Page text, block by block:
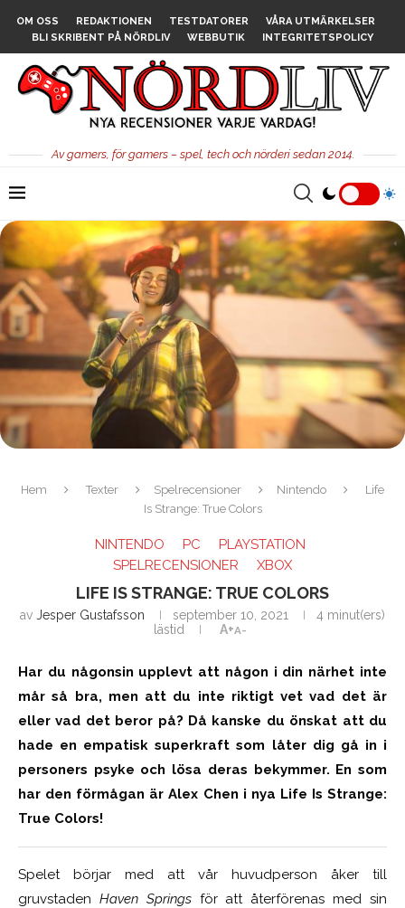
OM OSS REDAKTIONEN TESTDATORER
VÅRA UTMÄRKELSER
BLI SKRIBENT PÅ NÖRDLIV
WEBBUTIK INTEGRITETSPOLICY
Av gamers, för gamers – spel, tech och nörderi sedan 2014.
Hem Texter Spelrecensioner Nintendo
Life
Is Strange: True Colors
NINTENDO PC
PLAYSTATION
SPELRECENSIONER
XBOX
LIFE IS STRANGE: TRUE COLORS
av Jesper Gustafsson september 10, 2021
4 minut(ers)
lästid
A+A-
Har du någonsin upplevt att någon i din närhet inte
mår så bra, men att du inte riktigt vet vad det är
eller vad det beror på? Då kanske du önskat att du
hade en empatisk superkraft som låter dig gå in i
personers psyke och lösa deras bekymmer. En som
har den förmågan är Alex Chen i nya Life Is Strange:
True Colors!
Spelet börjar med att vår huvudperson åker till
gruvstaden Haven Springsför att återförenas med sin